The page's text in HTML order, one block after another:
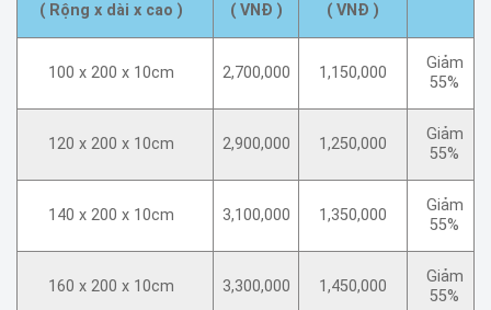
( Rộng x dài x cao )
( VNĐ )
( VNĐ )
100 x 200 x 10cm 2,700,000 1,150,000
Giảm
55%
120 x 200 x 10cm 2,900,000 1,250,000
Giảm
55%
140 x 200 x 10cm 3,100,000 1,350,000
Giảm
55%
160 x 200 x 10cm 3,300,000 1,450,000
Giảm
55%